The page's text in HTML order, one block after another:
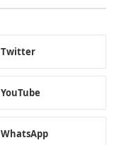
Twitter
YouTube
WhatsApp